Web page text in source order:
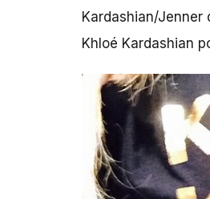
Kardashian/
Khloé Kardashian